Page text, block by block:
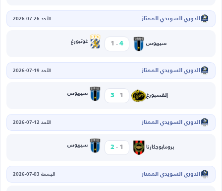
الدوري السويدي الممتاز الأحد 26-07-2026
سيريوس 4
-
1 غوتبورغ
الدوري السويدي الممتاز الأحد 19-07-2026
إلفسبورغ 1
-
3 سيريوس
الدوري السويدي الممتاز الأحد 12-07-2026
برومابوجكارنا 1
-
2 سيريوس
الدوري السويدي الممتاز الجمعة 03-07-2026